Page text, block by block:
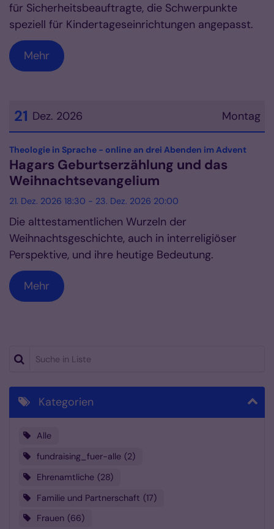
für Sicherheitsbeauftragte, die Schwerpunkte
speziell für Kindertageseinrichtungen angepasst.
Mehr
Montag
21 Dez. 2026
Datum: 21. Dezember 2026
Theologie in Sprache - online an drei Abenden im Advent:
Hagars Geburtserzählung und das
Weihnachtsevangelium
21. Dez. 2026 18:30 - 23. Dez. 2026 20:00
Die alttestamentlichen Wurzeln der
Weihnachtsgeschichte, auch in interreligiöser
Perspektive, und ihre heutige Bedeutung.
Mehr
Suche in Liste
Kategorien
Alle
fundraising_fuer-alle 2
Ehrenamtliche 28
Familie und Partnerschaft 17
Frauen
66